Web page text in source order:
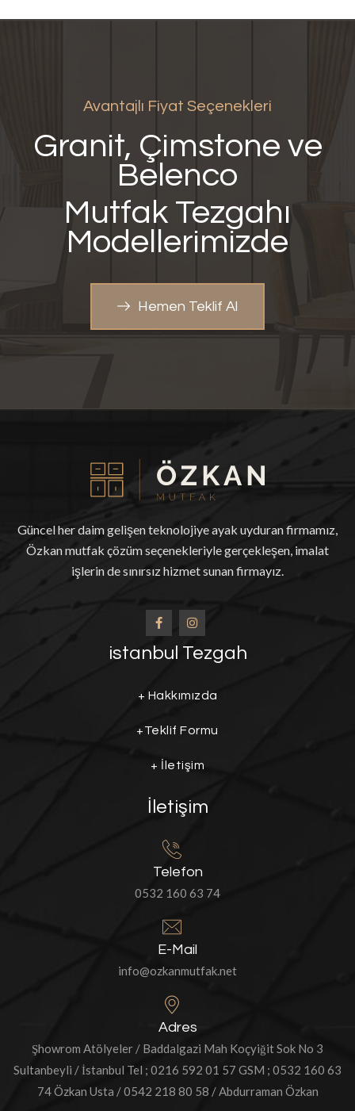
Avantajlı Fiyat Seçenekleri
Granit, Çimstone ve
Belenco
Mutfak Tezgahı
Modellerimizde
Hemen Teklif Al
Güncel her daim gelişen teknolojiye ayak uyduran firmamız,
Özkan mutfak çözüm seçenekleriyle gerçekleşen, imalat
işlerin de sınırsız hizmet sunan firmayız.
istanbul Tezgah
+ Hakkımızda
+Teklif Formu
+ İletişim
İletişim
Telefon
0532 160 63 74
E-Mail
info@ozkanmutfak.net
Adres
Şhowrom Atölyeler / Baddalgazi Mah Koçyiğit Sok No 3
Sultanbeyli / İstanbul Tel ; 0216 592 01 57 GSM ; 0532 160 63
74 Özkan Usta / 0542 218 80 58 / Abdurraman Özkan